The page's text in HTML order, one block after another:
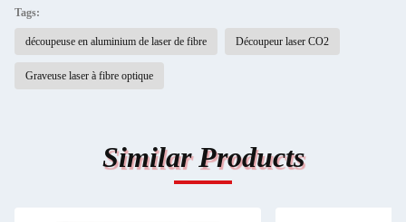
Tags:
découpeuse en aluminium de laser de fibre Découpeur laser CO2
Graveuse laser à fibre optique
Similar Products